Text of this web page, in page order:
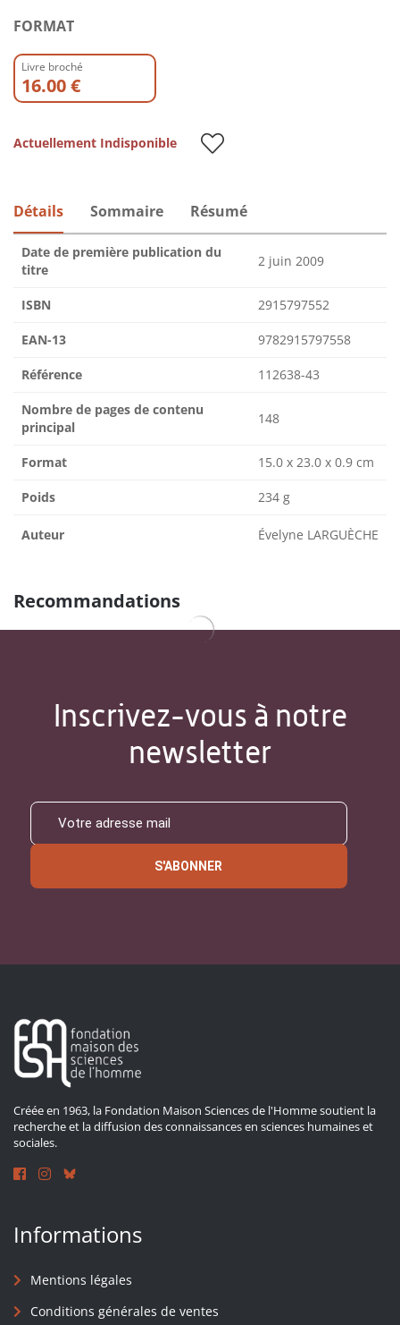
FORMAT
Livre broché
16.00 €
Actuellement Indisponible
Détails Sommaire Résumé
Date de première publication du
titre
2 juin 2009
ISBN 2915797552
EAN-13 9782915797558
Référence 112638-43
Nombre de pages de contenu
principal
148
Format 15.0 x 23.0 x 0.9 cm
Poids 234 g
Auteur Évelyne LARGUÈCHE
Recommandations
Inscrivez-vous à notre
newsletter
S'ABONNER
Créée en 1963, la Fondation Maison Sciences de l'Homme soutient la
recherche et la diffusion des connaissances en sciences humaines et
sociales.
Informations
Mentions légales
Conditions générales de ventes